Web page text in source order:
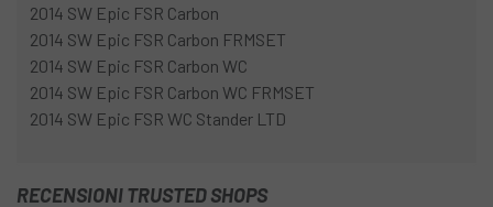
2014 SW Epic FSR Carbon
2014 SW Epic FSR Carbon FRMSET
2014 SW Epic FSR Carbon WC
2014 SW Epic FSR Carbon WC FRMSET
2014 SW Epic FSR WC Stander LTD
RECENSIONI TRUSTED SHOPS